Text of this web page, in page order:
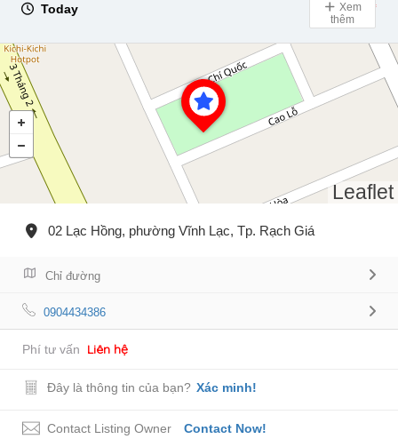
Today Day Off
Xem
thêm
Leaflet
02 Lạc Hồng, phường Vĩnh Lạc, Tp. Rạch Giá
Chỉ đường
0904434386
Phí tư vấn Liên hệ
Đây là thông tin của bạn? Xác minh!
Contact Listing Owner Contact Now!